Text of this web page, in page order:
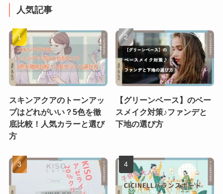
人気記事
スキンアクアのトーンアッ
プはどれがいい？5色を徹
底比較！人気カラーと選び
方
【グリーンベース】のベー
スメイク対策♪ファンデと
下地の選び方